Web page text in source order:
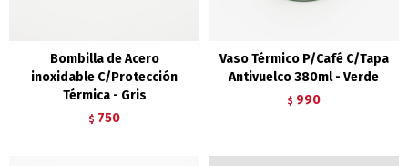
Bombilla de Acero
inoxidable C/Protección
Térmica - Gris
$ 750
Vaso Térmico P/Café C/Tapa
Antivuelco 380ml - Verde
$ 990